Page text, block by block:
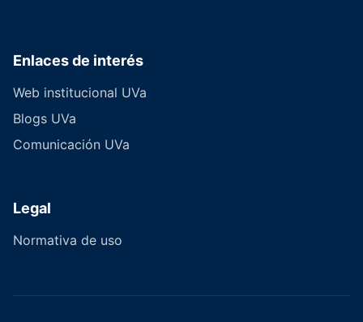
Enlaces de interés
Web institucional UVa
Blogs UVa
Comunicación UVa
Legal
Normativa de uso